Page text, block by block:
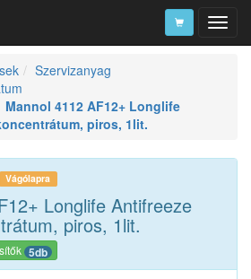
Szervizanyag
Mannol 4112 AF12+ Longlife
piros, 1lit.
Vágólapra
Longlife Antifreeze
piros, 1lit.
5db